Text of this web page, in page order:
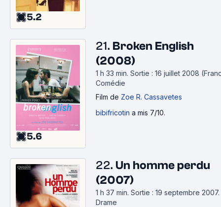
5.2
5.6
21. Broken English
(2008)
1 h 33 min. Sortie : 16 juillet 2008
Comédie
Film de Zoe R. Cassavetes
bibifricotin a mis 7/10.
22. Un homme perdu
(2007)
1 h 37 min. Sortie : 19 septembre 2007.
Drame